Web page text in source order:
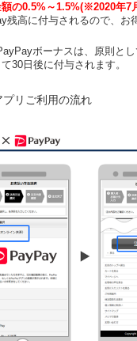
の0.5%～1.5%(※2020年7
残高に付与されるので、お
ボーナスは、原則と
30日後に付与されます。
プリご利用の流れ